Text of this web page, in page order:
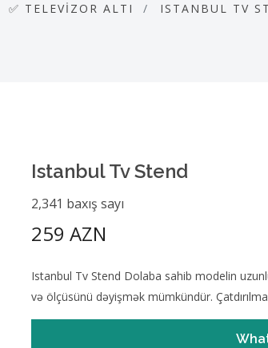
✅ TELEVIZOR ALTI ISTANBUL TV
Istanbul Tv Stend
2,341 baxış sayı
259 AZN
Istanbul Tv Stend Dolaba sahib modelin
və ölçüsünü dəyişmək mümkündür.